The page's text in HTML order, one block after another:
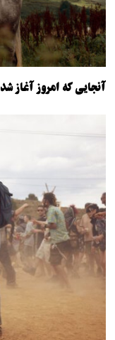
آنجایی که امروز آغاز شد